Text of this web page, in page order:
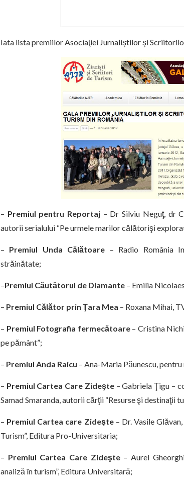
Iata lista premiilor Asociaţiei Jurnaliştilor şi
– Premiul pentru Reportaj – Dr Silviu Neguţ, dr
autorii serialului “Pe urmele marilor călătorişi
– Premiul Unda Călătoare – Radio România
străinătate;
–Premiul Căutătorul de Diamante – Emilia
– Premiul Călător prin Ţara Mea – Roxana Mihai,
– Premiul Fotografia fermecătoare– Cristina
pe pământ”;
– Premiul Anda Raicu – Ana-Maria Păunescu,
– Premiul Cartea Care Zideşte– Gabriela Ţigu –
Samad Smaranda, autorii cărţii “Resurse şi destinaţii
– Premiul Cartea care Zideşte– Dr. Vasile
Turism”, Editura Pro-Universitaria;
– Premiul Cartea Care Zideşte– Aurel
analiză în turism”, Editura Universitară;